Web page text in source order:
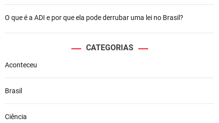
O que é a ADI e por que ela pode derrubar uma lei no Brasil?
CATEGORIAS
Aconteceu
Brasil
Ciência